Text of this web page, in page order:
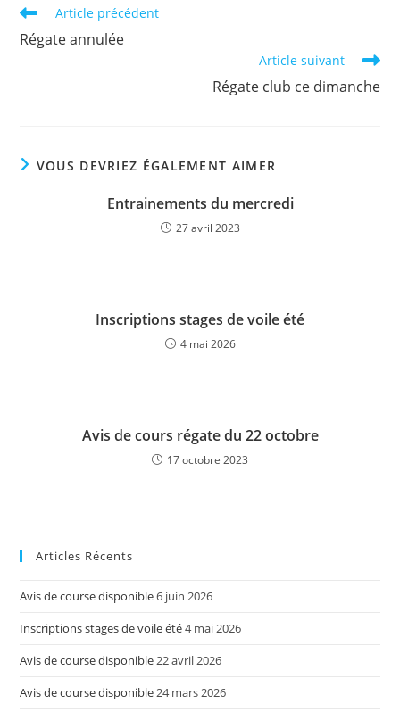
Read
more
articles
Article précédent
Régate annulée
Article suivant
Régate club ce dimanche
VOUS DEVRIEZ ÉGALEMENT AIMER
Entrainements du mercredi
27 avril 2023
Inscriptions stages de voile été
4 mai 2026
Avis de cours régate du 22 octobre
17 octobre 2023
Articles Récents
Avis de course disponible6 juin 2026
Inscriptions stages de voile été4 mai 2026
Avis de course disponible22 avril 2026
Avis de course disponible24 mars 2026